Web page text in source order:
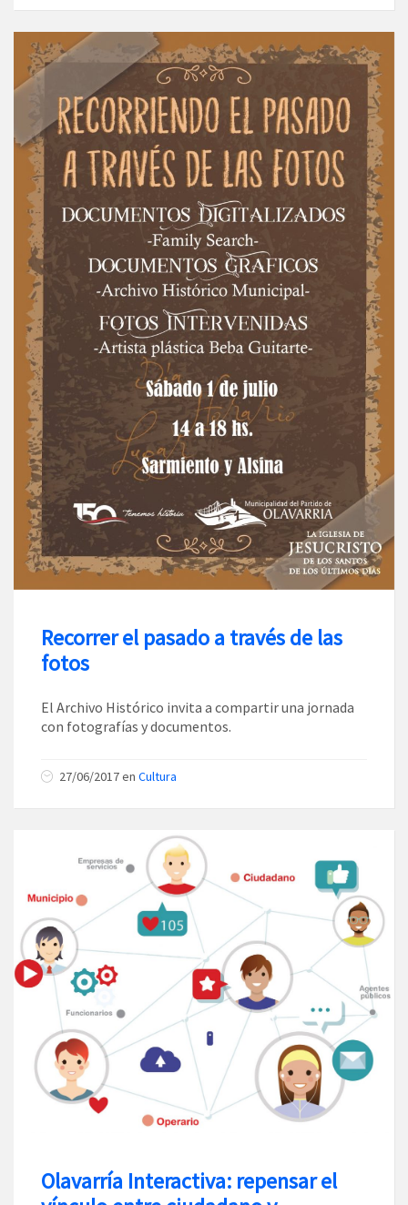
Recorrer el pasado a través de las
fotos
El Archivo Histórico invita a compartir una jornada
con fotografías y documentos.
27/06/2017en Cultura
Olavarría Interactiva: repensar el